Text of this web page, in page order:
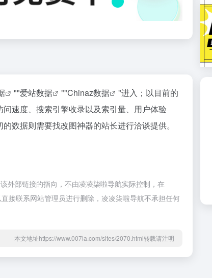
""爱站数据 ""Chinaz数据
"进入；以目前的
速度、搜索引擎收录以及索引量、用户体验
数据则需要找改图神器的站长进行洽谈提供。
外部链接的指向，不由凌凌柒啦导航实际控制，在
接联系网站管理员进行删除，凌凌柒啦导航不承担任何
本文地址https://www.007la.com/sites/2070.html转载请注明